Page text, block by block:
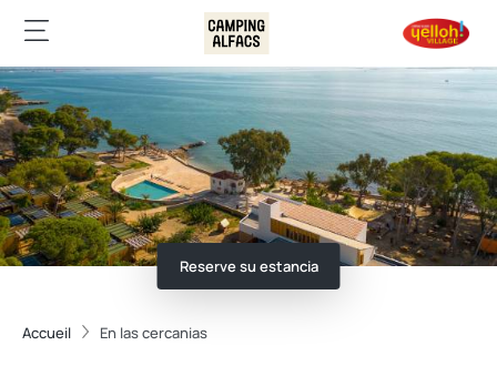
Reserve su estancia
Accueil En las cercanias